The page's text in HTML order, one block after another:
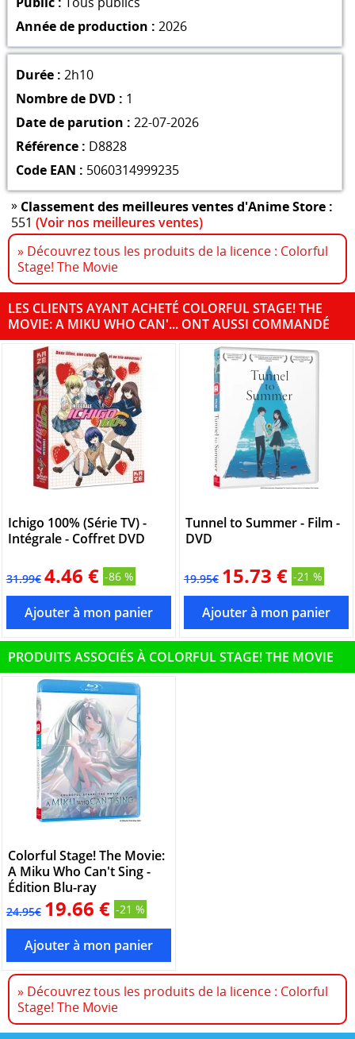
Année de production : 2026
Durée : 2h10
Nombre de DVD : 1
Date de parution : 22-07-2026
Référence : D8828
Code EAN : 5060314999235
» Classement des meilleures ventes d'Anime Store :
551(Voir nos meilleures ventes)
» Découvrez tous les produits de la licence : Colorful
Stage! The Movie
LES CLIENTS AYANT ACHETÉ COLORFUL STAGE! THE
MOVIE: A MIKU WHO CAN'... ONT AUSSI COMMANDÉ
Ichigo 100% (Série TV) -
Intégrale - Coffret DVD
31.99€ 4.46 € -86 %
Tunnel to Summer - Film -
DVD
19.95€ 15.73 € -21 %
PRODUITS ASSOCIÉS À COLORFUL STAGE! THE MOVIE
Colorful Stage! The Movie:
A Miku Who Can't Sing -
Édition Blu-ray
24.95€ 19.66 € -21 %
» Découvrez tous les produits de la licence : Colorful
Stage! The Movie